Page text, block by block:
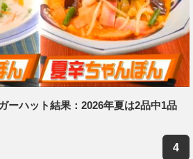
ーハット結果：2026年夏は2品中1品